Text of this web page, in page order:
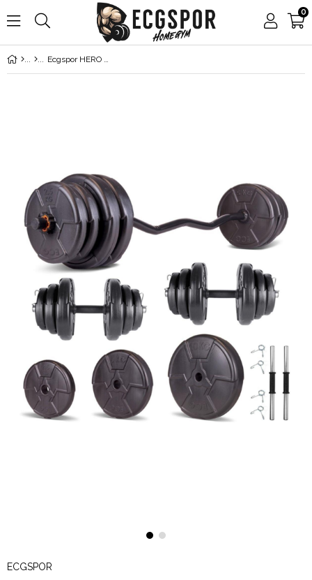
0
Ecgspor HERO Serisi 45 Kg Z Bar Halter Seti ve Dambıl Seti Ağırlık Fitness Seti
ECGSPOR